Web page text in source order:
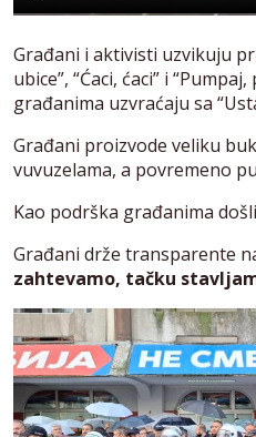
Građani i aktivisti uzvikuju
ubice”, “Ćaci, ćaci” i
građanima uzvraćaju sa
Građani proizvode veliku
vuvuzelama, a povremeno
Kao podrška građanima
Građani drže transparente
zahtevamo, tačku